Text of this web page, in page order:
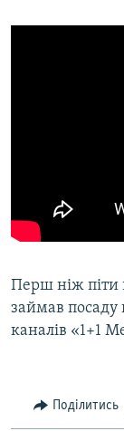
Перш ніж піти
займав посаду
каналів «1+1
Поділитись